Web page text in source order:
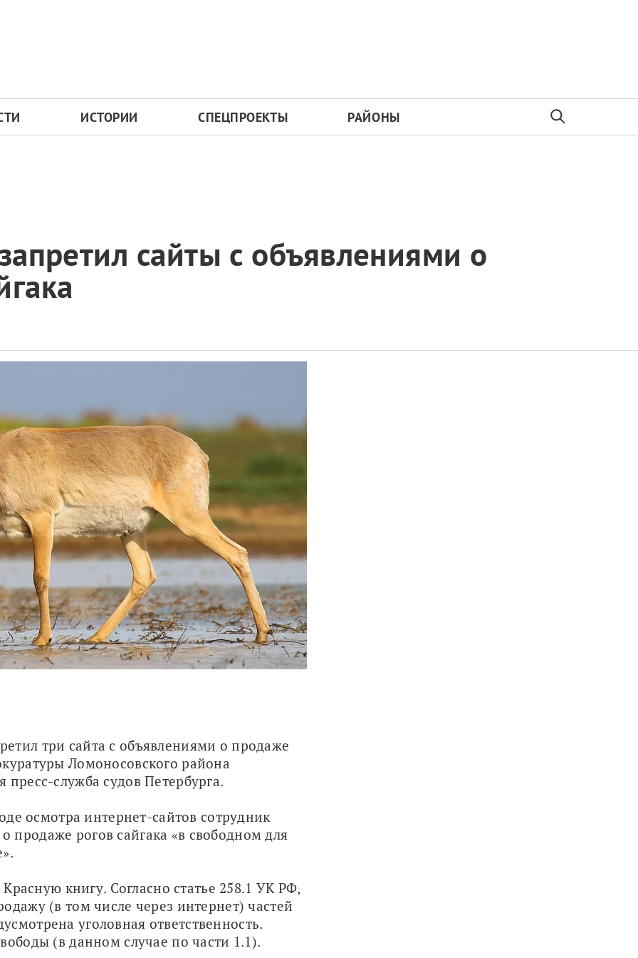
ИСТОРИИ СПЕЦПРОЕКТЫ РАЙОНЫ
сайты с объявлениями о
три сайта с объявлениями о продаже
Ломоносовского района
служба судов Петербурга.
осмотра интернет-сайтов сотрудник
рогов сайгака «в свободном для
книгу. Согласно статье 258.1 УК РФ,
(в том числе через интернет) частей
уголовная ответственность.
(в данном случае по части 1.1).